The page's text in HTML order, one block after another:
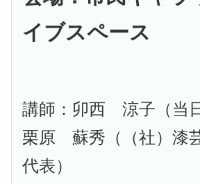
イブスペース
講師：卯西 涼子（当
栗原 蘇秀（（社）漆
代表）